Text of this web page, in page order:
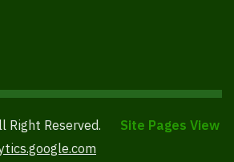
Reserved.
Site Pages View